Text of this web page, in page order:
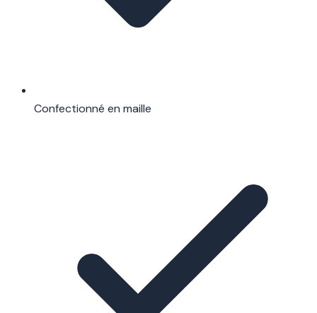
Confectionné en maille